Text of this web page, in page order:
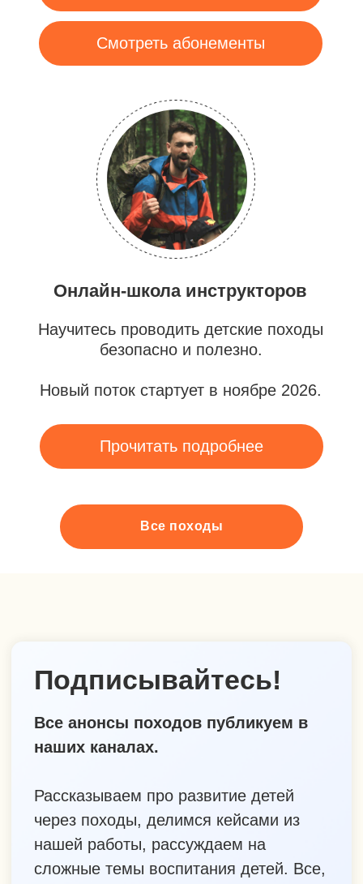
Все походы